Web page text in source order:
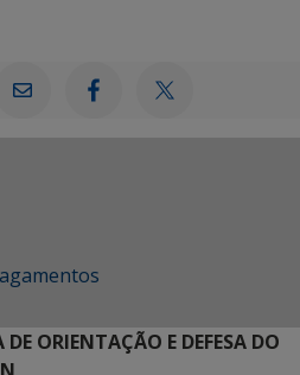
ORIENTAÇÃO E DEFESA DO